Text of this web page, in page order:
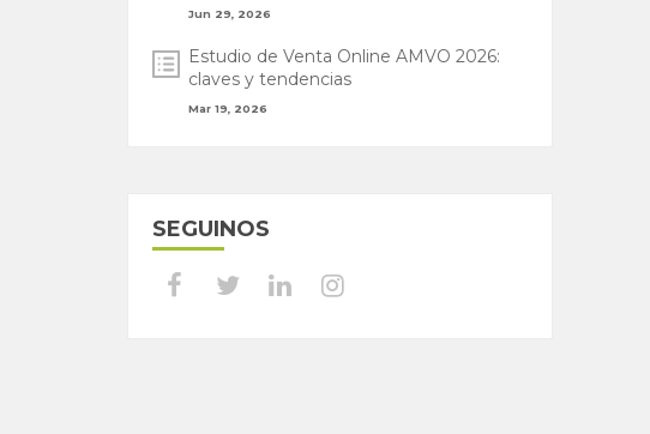
Jun 29, 2026
Estudio de Venta Online AMVO 2026:
claves y tendencias
Mar 19, 2026
SEGUINOS